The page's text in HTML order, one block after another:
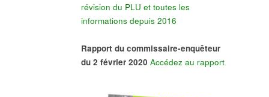
révision du PLU et toutes les
informations depuis 2016
Rapport du commissaire-enquêteur
du 2 février 2020 Accédez au rapport